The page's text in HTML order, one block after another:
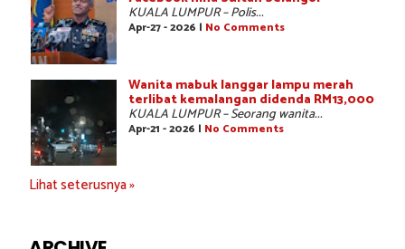
KUALA LUMPUR – Polis...
Apr-27 - 2026 | No Comments
Wanita mabuk langgar lampu merah
terlibat kemalangan didenda RM13,000
KUALA LUMPUR – Seorang wanita...
Apr-21 - 2026 | No Comments
Lihat seterusnya »